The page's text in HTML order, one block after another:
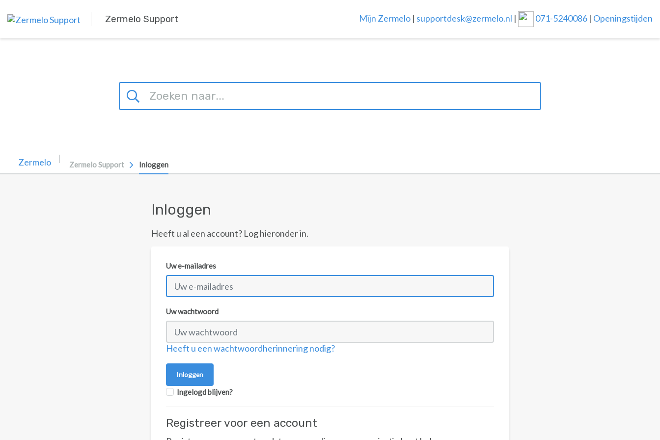
Zermelo Support Mijn Zermelo | supportdesk@zermelo.nl | 071-5240086 | Openingstijden
Zermelo Support Inloggen
Inloggen
Heeft u al een account? Log hieronder in.
Uw e-mailadres
Uw wachtwoord
Heeft u een wachtwoordherinnering nodig?
Ingelogd blijven?
Registreer voor een account